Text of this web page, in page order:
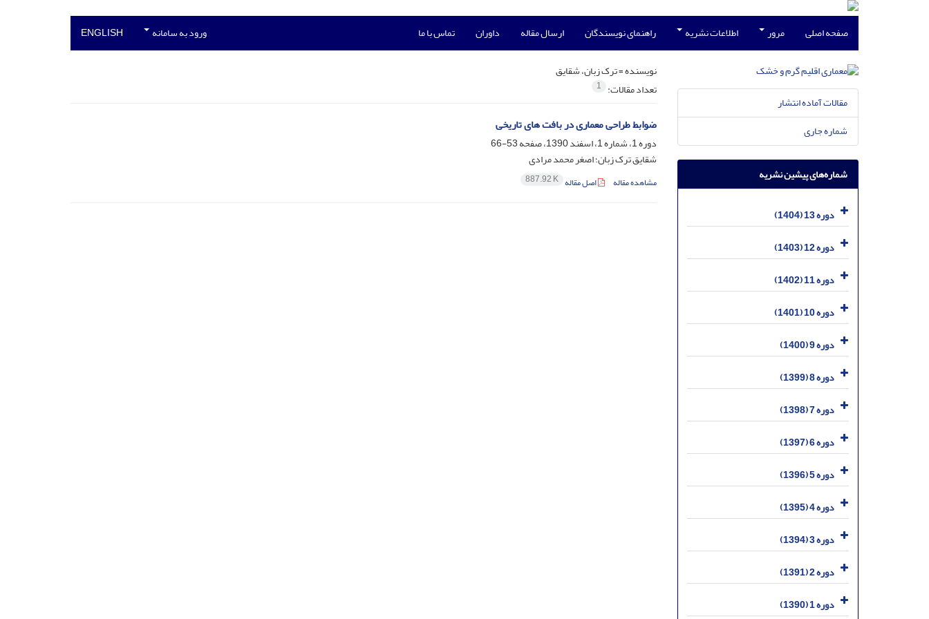
صفحه اصلی مرور اطلاعات نشریه راهنمای نویسندگان ارسال مقاله داوران تماس با ما ورود به سامانه ENGLISH
نویسنده =ترک زبان، شقایق
تعداد مقالات: 1
ضوابط طراحی معماری در بافت های تاریخی
دوره 1، شماره 1، اسفند 1390، صفحه
53-66
شقایق ترک زبان؛ اصغر محمد مرادی
مشاهده مقاله اصل مقاله 887.92 K
مقالات آماده انتشار
شماره جاری
شماره‌های پیشین نشریه
دوره 13 (1404)
دوره 12 (1403)
دوره 11 (1402)
دوره 10 (1401)
دوره 9 (1400)
دوره 8 (1399)
دوره 7 (1398)
دوره 6 (1397)
دوره 5 (1396)
دوره 4 (1395)
دوره 3 (1394)
دوره 2 (1391)
دوره 1 (1390)